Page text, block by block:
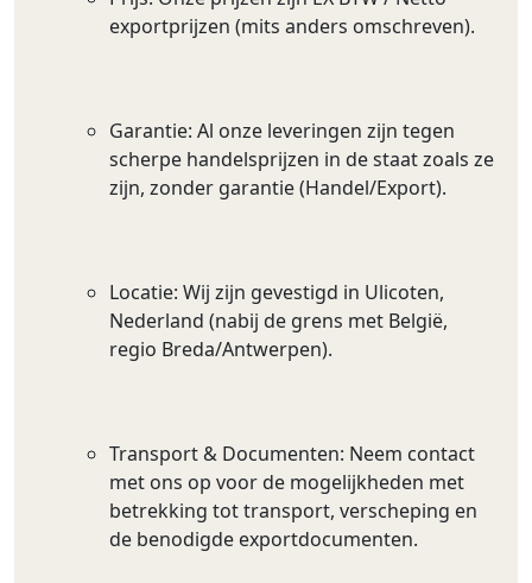
exportprijzen (mits anders omschreven).
Garantie: Al onze leveringen zijn tegen
scherpe handelsprijzen in de staat zoals ze
zijn, zonder garantie (Handel/Export).
Locatie: Wij zijn gevestigd in Ulicoten,
Nederland (nabij de grens met België,
regio Breda/Antwerpen).
Transport & Documenten: Neem contact
met ons op voor de mogelijkheden met
betrekking tot transport, verscheping en
de benodigde exportdocumenten.